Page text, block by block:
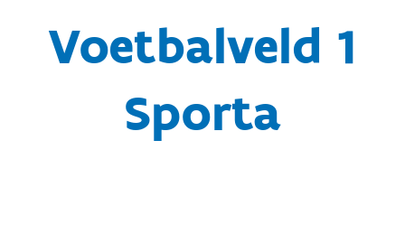
Voetbalveld 1
Sporta